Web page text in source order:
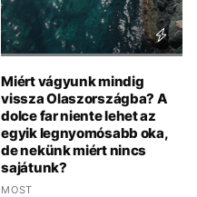
Miért vágyunk mindig
vissza Olaszországba? A
dolce far niente lehet az
egyik legnyomósabb oka,
de nekünk miért nincs
sajátunk?
MOST